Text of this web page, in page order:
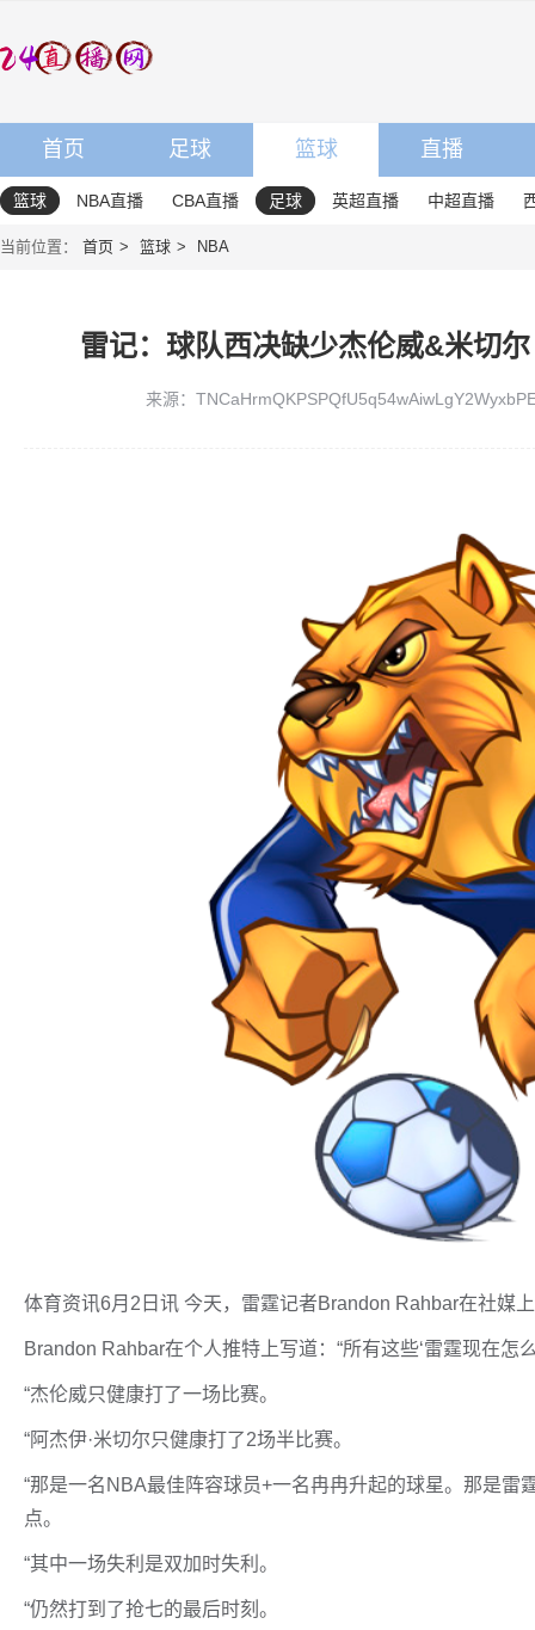
首页 足球 篮球 直播
篮球 NBA直播 CBA直播 足球 英超直播 中超直播
当前位置： 首页 篮球 NBA
雷记：球队西决缺少杰伦威&米切
来源：
体育资讯6月2日讯 今天，雷霆记者Brandon Rahbar在社媒
Brandon Rahbar在个人推特上写道：“所有这些‘雷霆现在怎
“杰伦威只健康打了一场比赛。
“阿杰伊·米切尔只健康打了2场半比赛。
“那是一名NBA最佳阵容球员+一名冉冉升起的球星。那是
点。
“其中一场失利是双加时失利。
“仍然打到了抢七的最后时刻。